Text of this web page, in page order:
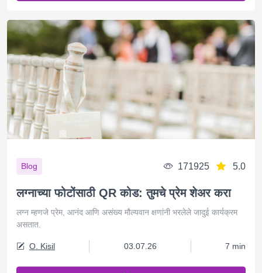
Blog 171925 5.0
लग्नाच्या फोटोंसाठी QR कोड: तुमचे प्रेम शेअर करा
लग्न म्हणजे प्रेम, आनंद आणि असंख्य मौल्यवान क्षणांनी भरलेले जादुई कार्यक्रम
असतात.
O. Kisil 03.07.26 7 min